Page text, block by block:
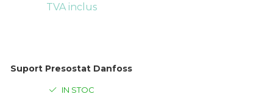
TVA inclus
Suport Presostat Danfoss
IN STOC